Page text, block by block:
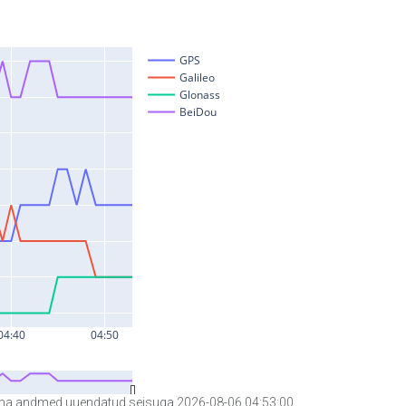
andmed uuendatud seisuga 2026-08-06 04:53:00